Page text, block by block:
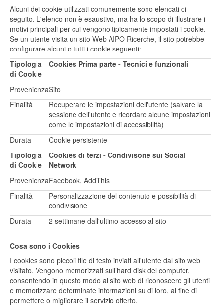
Alcuni dei cookie utilizzati comunemente sono elencati di
seguito. L'elenco non è esaustivo, ma ha lo scopo di illustrare i
motivi principali per cui vengono tipicamente impostati i cookie.
Se un utente visita un sito Web AIPO Ricerche, il sito potrebbe
configurare alcuni o tutti i cookie seguenti:
Tipologia
di Cookie
Cookies Prima parte - Tecnici e funzionali
ProvenienzaSito
Finalità
Recuperare le impostazioni dell'utente (salvare la
sessione dell'utente e ricordare alcune impostazioni
come le impostazioni di accessibilità)
Durata
Cookie persistente
Tipologia
di Cookie
Cookies di terzi - Condivisone sui Social
Network
ProvenienzaFacebook, AddThis
Finalità
Personalizzazione del contenuto e possibilità di
condivisione
Durata
2 settimane dall'ultimo accesso al sito
Cosa sono i Cookies
I cookies sono piccoli file di testo inviati all'utente dal sito web
visitato. Vengono memorizzati sull’hard disk del computer,
consentendo in questo modo al sito web di riconoscere gli utenti
e memorizzare determinate informazioni su di loro, al fine di
permettere o migliorare il servizio offerto.